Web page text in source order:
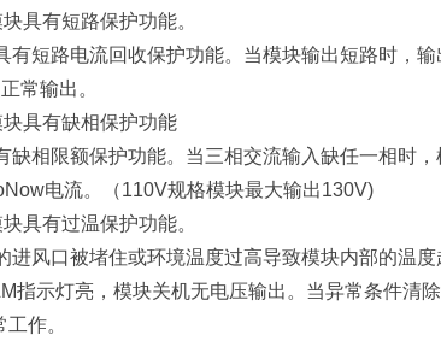
具有短路保护功能。
有短路电流回收保护功能。当模块输出短路时，
常输出。
具有缺相保护功能
缺相限额保护功能。当三相交流输入缺任一相时
电流。（110V规格模块最大输出130V)
具有过温保护功能。
进风口被堵住或环境温度过高导致模块内部的温
指示灯亮，模块关机无电压输出。当异常条件清
作。